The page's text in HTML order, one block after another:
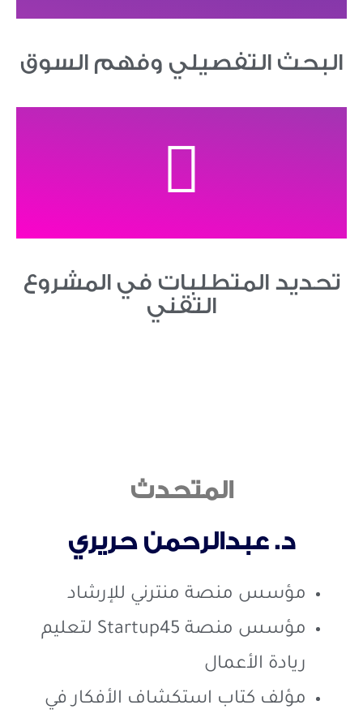
البحث التفصيلي وفهم السوق
تحديد المتطلبات في المشروع
التقني
المتحدث
د. عبدالرحمن حريري
مؤسس منصة منترني للإرشاد
مؤسس منصة Startup45 لتعليم
ريادة الأعمال
مؤلف كتاب استكشاف الأفكار في